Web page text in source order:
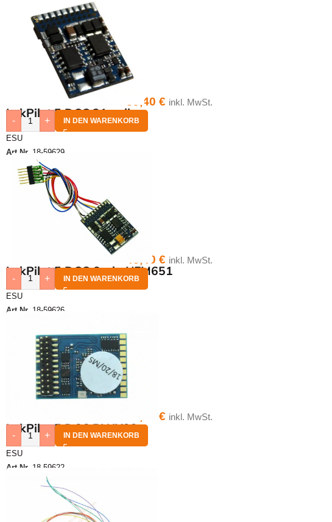
LokPilot 5 DCC 21 polig
ESU
Art.Nr. 18-59629
39,40€ inkl. MwSt.
-
+ IN DEN WARENKORB
LokPilot 5 DCC 6-pin NEM651
ESU
Art.Nr. 18-59626
43,40€ inkl. MwSt.
-
+ IN DEN WARENKORB
LokPilot 5 DCC PLUX22
ESU
Art.Nr. 18-59622
39,40€ inkl. MwSt.
-
+ IN DEN WARENKORB